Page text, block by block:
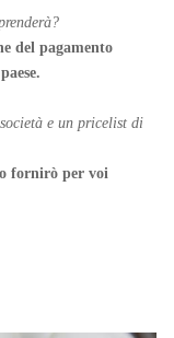
del pagamento
e un pricelist di
fornirò per voi